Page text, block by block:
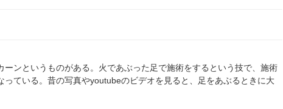
ーンというものがある。火であぶった足で施術をするという技で、施術
っている。昔の写真やyoutubeのビデオを見ると、足をあぶるときに大